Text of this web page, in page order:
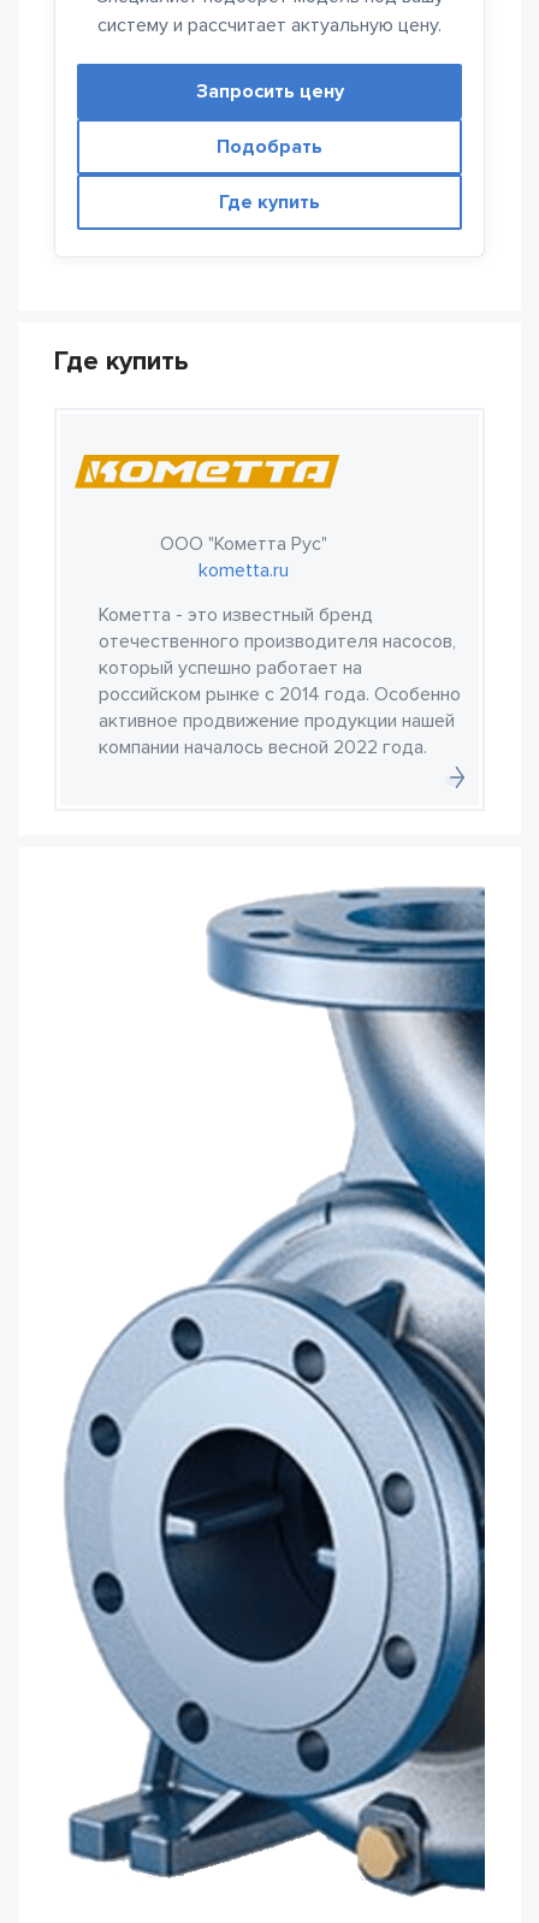
систему и рассчитает актуальную цену.
Запросить цену
Подобрать
Где купить
Где купить
ООО "Кометта Рус"
kometta.ru
Кометта - это известный бренд
отечественного производителя насосов,
который успешно работает на
российском рынке с 2014 года. Особенно
активное продвижение продукции нашей
компании началось весной 2022 года.